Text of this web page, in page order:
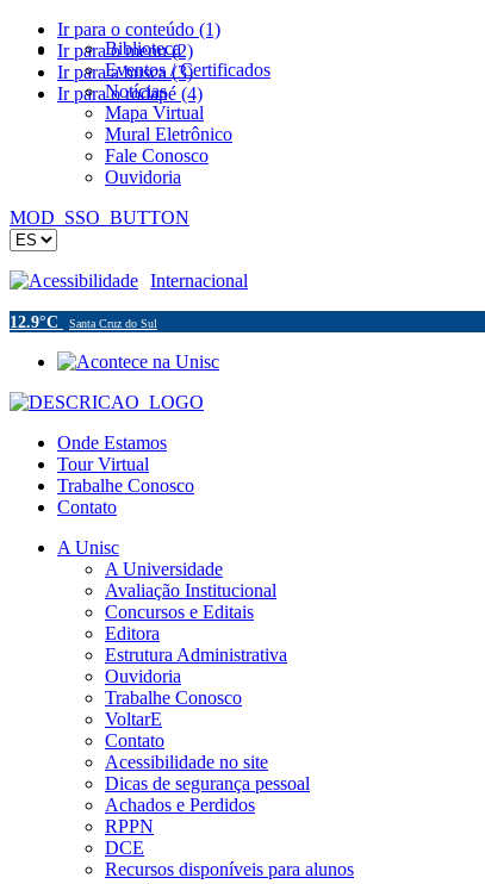
Ir para o conteúdo (1)
Ir para o menu (2)
Ir para a busca (3)
Ir para o rodapé (4)
Biblioteca
Eventos / Certificados
Notícias
Mapa Virtual
Mural Eletrônico
Fale Conosco
Ouvidoria
MOD_SSO_BUTTON
Acessibilidade Internacional
12.9°C Santa Cruz do Sul
Onde Estamos
Tour Virtual
Trabalhe Conosco
Contato
A Unisc
A Universidade
Avaliação Institucional
Concursos e Editais
Editora
Estrutura Administrativa
Ouvidoria
Trabalhe Conosco
VoltarE
Contato
Acessibilidade no site
Dicas de segurança pessoal
Achados e Perdidos
RPPN
DCE
Recursos disponíveis para alunos